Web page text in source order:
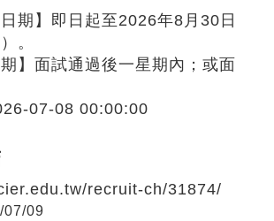
日期】即日起至2026年8月30日
。
期】面試通過後一星期內；或面
07-08 00:00:00
recruit-ch/31874/
07/09